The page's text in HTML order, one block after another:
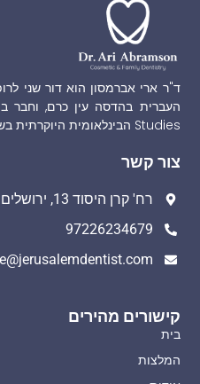
ד"ר ארי אברמסון הוא דור שני
Studies הבינלאומית היוקרתית בשיקום הפה.
קישורים מהירים
בית
המלצות
צור קשר
רח' קרן היסוד 13, ירושלים
97226234679